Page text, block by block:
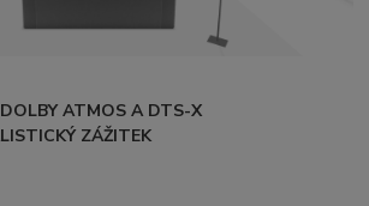
ATMOS A DTS-X
ZÁŽITEK